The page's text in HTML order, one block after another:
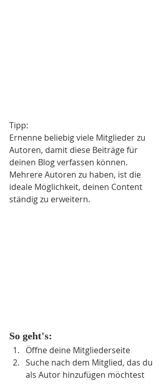
Tipp:
Ernenne beliebig viele Mitglieder zu
Autoren, damit diese Beiträge für
deinen Blog verfassen können.
Mehrere Autoren zu haben, ist die
ideale Möglichkeit, deinen Content
ständig zu erweitern.
So geht's:
Öffne deine Mitgliederseite
Suche nach dem Mitglied, das du
als Autor hinzufügen möchtest